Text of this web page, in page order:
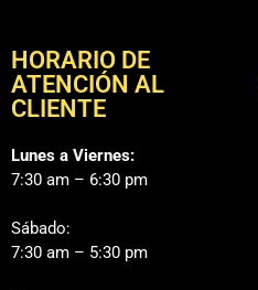
HORARIO DE
ATENCIÓN AL
CLIENTE
Lunes a Viernes:
7:30 am – 6:30 pm
Sábado:
7:30 am – 5:30 pm